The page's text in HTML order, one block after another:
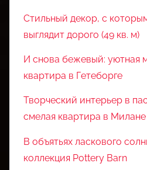
Стильный декор, с
выглядит дорого (49 кв. м)
И снова бежевый: уютная
квартира в Гетеборге
Творческий интерьер в
смелая квартира в Милане
В объятьях ласкового
коллекция Pottery Barn